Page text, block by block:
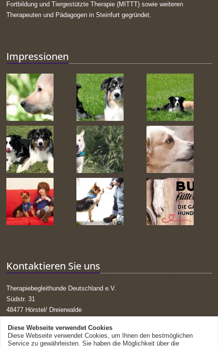
Fortbildung und Tiergestützte Therapie (MITTT) sowie weiteren
Therapeuten und Pädagogen in Steinfurt gegründet.
Impressionen
Kontaktieren Sie uns
Therapiebegleithunde Deutschland e.V.
Südstr. 31
48477 Hörstel/ Dreierwalde
Mail:g.huck@tbdev.de
Diese Webseite verwendet Cookies
Diese Webseite verwendet Cookies, um Ihnen den bestmöglichen
Service zu gewährleisten. Sie haben die Möglichkeit über die